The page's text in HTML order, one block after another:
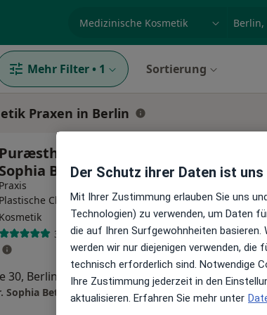
Mehr Filter • 1 Sortierung
Praxen in Berlin
Puræsthetics by Dr.
Sophia Bethge
Praxis
Plastische Chirurgie, Medizinische
Kosmetik
340 Bewertungen
30, Berlin Zu Google Maps
Sophia Bethge
8 Aug
Der Schutz ihrer Daten ist
Mit Ihrer Zustimmung erlauben Sie uns
Technologien) zu verwenden, um Daten
die auf Ihren Surfgewohnheiten basieren.
werden wir nur diejenigen verwenden,
technisch erforderlich sind. Notwendige
Ihre Zustimmung jederzeit in den
aktualisieren. Erfahren Sie mehr unter